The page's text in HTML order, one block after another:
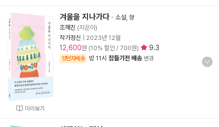
미리보기
겨울을 지나가다 - 소설, 향
조해진 (지은이)
작가정신
2023년 12월
12,600원 (10% 할인 / 700원) 9.3
양탄자배송 밤 11시 잠들기전 배송 변경